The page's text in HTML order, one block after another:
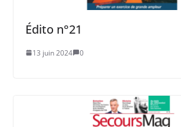
Édito n°21
13 juin 2024 0